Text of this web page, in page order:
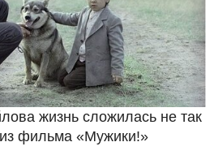
жизнь сложилась не так
из фильма «Мужики!»